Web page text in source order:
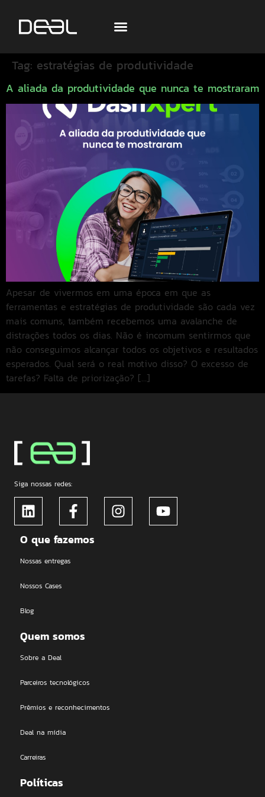
Tag: estratégias de produtividade
A aliada da produtividade que nunca te mostraram
Apesar de vivermos em uma época em que as
ferramentas e estratégias de produtividade são cada vez
mais comuns, também recebemos uma avalanche de
distrações todos os dias. Não é incomum sentirmos que
não conseguimos alcançar todos os objetivos e resultados
esperados. Qual será o real motivo disso? O excesso de
tarefas? Falta de priorização? […]
Siga nossas redes:
O que fazemos
Nossas entregas
Nossos Cases
Blog
Quem somos
Sobre a Deal
Parceiros tecnológicos
Prêmios e reconhecimentos
Deal na mídia
Carreiras
Políticas